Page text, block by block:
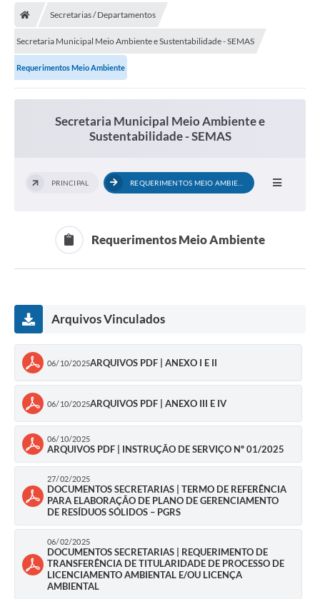
Secretarias / Departamentos
Secretaria Municipal Meio Ambiente e Sustentabilidade - SEMAS
Requerimentos Meio Ambiente
Secretaria Municipal Meio Ambiente e
Sustentabilidade - SEMAS
PRINCIPAL
Requerimentos Meio Ambiente
Arquivos Vinculados
06/10/2025ARQUIVOS PDF | ANEXO I E II
06/10/2025ARQUIVOS PDF | ANEXO III E IV
06/10/2025
ARQUIVOS PDF | INSTRUÇÃO DE SERVIÇO Nº 01/2025
27/02/2025
DOCUMENTOS SECRETARIAS | TERMO DE REFERÊNCIA
PARA ELABORAÇÃO DE PLANO DE GERENCIAMENTO
DE RESÍDUOS SÓLIDOS – PGRS
06/02/2025
DOCUMENTOS SECRETARIAS | REQUERIMENTO DE
TRANSFERÊNCIA DE TITULARIDADE DE PROCESSO DE
LICENCIAMENTO AMBIENTAL E/OU LICENÇA
AMBIENTAL